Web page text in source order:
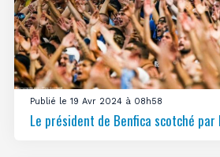
Publié le 19 Avr 2024 à 08h58
Le président de Benfica scotché par